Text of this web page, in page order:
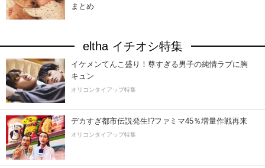
まとめ
eltha イチオシ特集
イケメンてんこ盛り！尊すぎる男子の純情ラブに胸
キュン
オリコンタイアップ特集
デカすぎ都市伝説発生!?ファミマ45％増量作戦再来
オリコンタイアップ特集